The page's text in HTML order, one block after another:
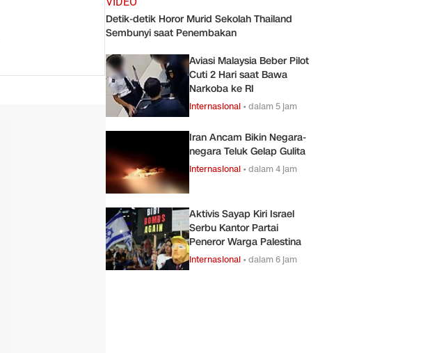
Detik-detik Horor Murid Sekolah Thailand
Sembunyi saat Penembakan
Aviasi Malaysia Beber Pilot
Cuti 2 Hari saat Bawa
Narkoba ke RI
Internasional •dalam 5 jam
Iran Ancam Bikin Negara-
negara Teluk Gelap Gulita
Internasional •dalam 4 jam
Aktivis Sayap Kiri Israel
Serbu Kantor Partai
Peneror Warga Palestina
Internasional •dalam 6 jam